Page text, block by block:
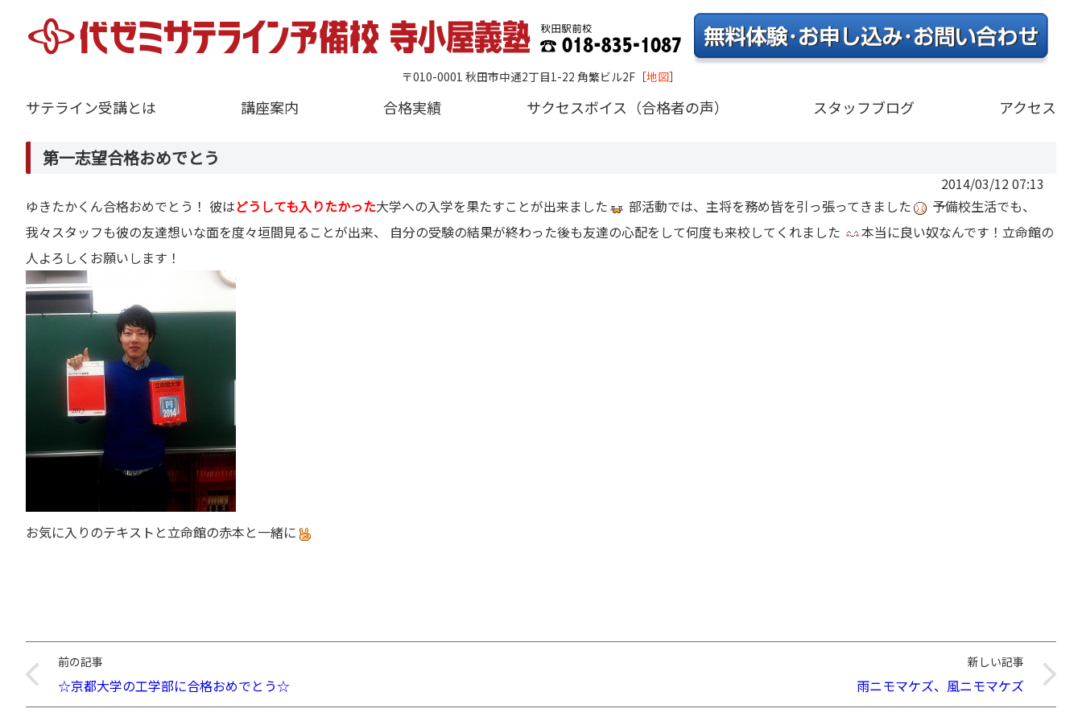
〒010-0001 秋田市中通2丁目1-22 角繁ビル2F ［地図］
サテライン受講とは 講座案内 合格実績 サクセスボイス（合格者の声） スタッフブログ アクセス
第一志望合格おめでとう
2014/03/12 07:13
ゆきたかくん合格おめでとう！ 彼はどうしても入りたかった大学への入学を果たすことが出来ました 部活動では、主将を務め皆を引っ張ってきました
予備校生活でも、
我々スタッフも彼の友達想いな面を度々垣間見ることが出来、 自分の受験の結果が終わった後も友達の心配をして何度も来校してくれました
本当に良い奴なんです！立命館の
人よろしくお願いします！
お気に入りのテキストと立命館の赤本と一緒に
前の記事
☆京都大学の工学部に合格おめでとう☆
新しい記事
雨ニモマケズ、風ニモマケズ